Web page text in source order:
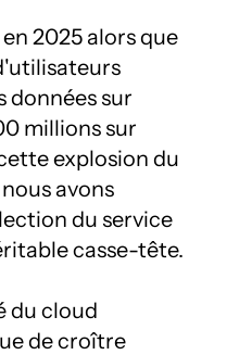
2025 alors que
données sur
millions sur
explosion du
avons
du service
casse-tête.
du cloud
de croître